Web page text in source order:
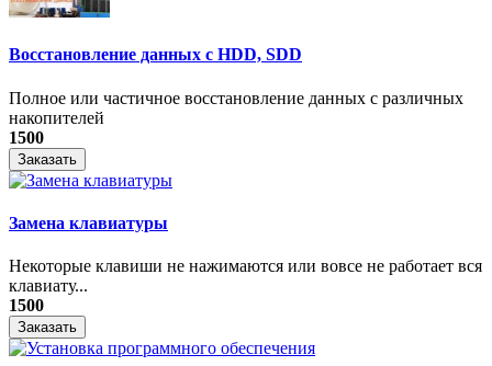
Восстановление данных с HDD, SDD
Полное или частичное восстановление данных с различных
накопителей
1500
Заказать
Замена клавиатуры
Некоторые клавиши не нажимаются или вовсе не работает вся
клавиату...
1500
Заказать